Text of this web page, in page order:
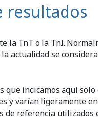
resultados
la TnT o la TnI.
actualidad se
que indicamos aquí
y varían ligeramente
de referencia